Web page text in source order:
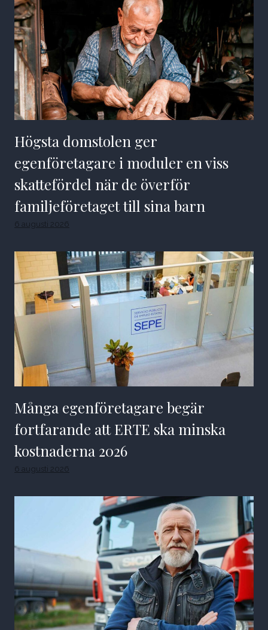
Högsta domstolen ger
egenföretagare i moduler en viss
skattefördel när de överför
familjeföretaget till sina barn
6 augusti 2026
Många egenföretagare begär
fortfarande att ERTE ska minska
kostnaderna 2026
6 augusti 2026